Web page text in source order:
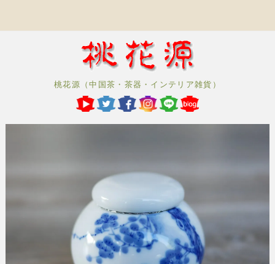
桃花源（中国茶・茶器・インテリア雑貨）